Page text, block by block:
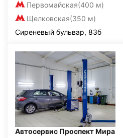
Первомайская(400 м)
Щелковская(350 м)
Сиреневый бульвар, 83б
Автосервис Проспект Мира